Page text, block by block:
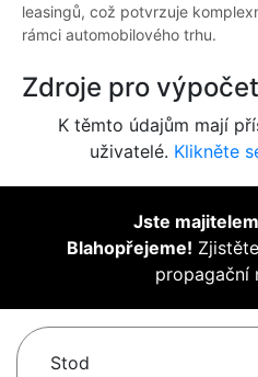
leasingů, což potvrzuje
rámci automobilového trhu.
Zdroje pro
K těmto údajům mají
uživatelé. Klikněte
Jste
Blahopřejeme!
propagační
Stod